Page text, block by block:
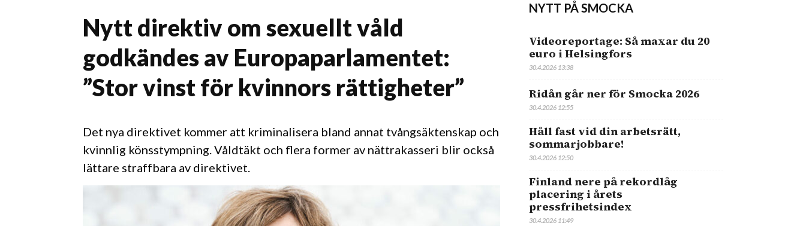
Nytt direktiv om sexuellt våld
godkändes av Europaparlamentet:
”Stor vinst för kvinnors rättigheter”
Det nya direktivet kommer att kriminalisera bland annat tvångsäktenskap och
kvinnlig könsstympning. Våldtäkt och flera former av nättrakasseri blir också
lättare straffbara av direktivet.
NYTT PÅ SMOCKA
Videoreportage: Så maxar du 20
euro i Helsingfors
30.4.2026 13:38
Ridån går ner för Smocka 2026
30.4.2026 12:55
Håll fast vid din arbetsrätt,
sommarjobbare!
30.4.2026 12:50
Finland nere på rekordlåg
placering i årets
pressfrihetsindex
30.4.2026 11:49